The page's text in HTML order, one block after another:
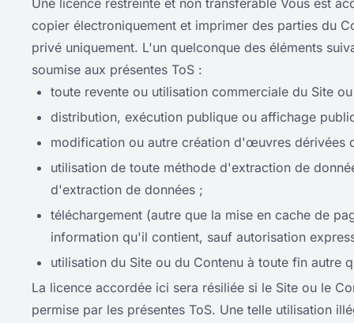
Une licence restreinte et non transférable Vous est
copier électroniquement et imprimer des parties du
privé uniquement. L'un quelconque des éléments
soumise aux présentes ToS :
toute revente ou utilisation commerciale du Site
distribution, exécution publique ou affichage
modification ou autre création d'œuvres dérivées
utilisation de toute méthode d'extraction de
d'extraction de données ;
téléchargement (autre que la mise en cache de
information qu'il contient, sauf autorisation
utilisation du Site ou du Contenu à toute fin autre
La licence accordée ici sera résiliée si le Site ou le
permise par les présentes ToS. Une telle utilisation